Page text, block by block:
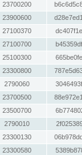
23700200
23900600
27100370
27100700
25100300
23300800
2790060
23700500
23500700
2790010
23300130
23300580